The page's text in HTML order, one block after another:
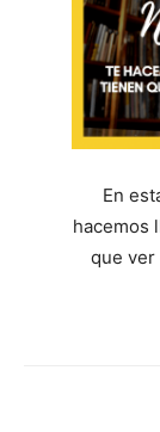
En
hacemos
que ver